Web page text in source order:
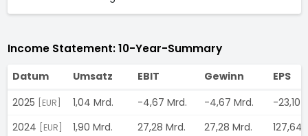
Income Statement: 10-Year-Summary
Datum Umsatz EBIT Gewinn
EPS
2025
[EUR] 1,04 Mrd. -4,67 Mrd. -4,67 Mrd.
-23,10
2024
[EUR] 1,90 Mrd. 27,28 Mrd. 27,28 Mrd.
127,64